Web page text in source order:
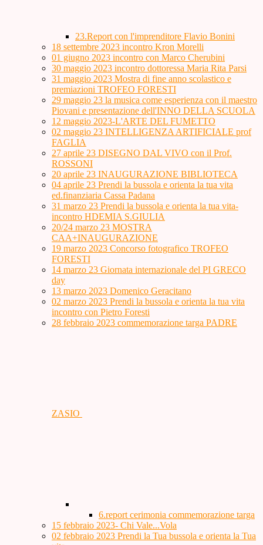
23.Report con l'imprenditore Flavio Bonini
18 settembre 2023 incontro Kron Morelli
01 giugno 2023 incontro con Marco Cherubini
30 maggio 2023 incontro dottoressa Maria Rita Parsi
31 maggio 2023 Mostra di fine anno scolastico e
premiazioni TROFEO FORESTI
29 maggio 23 la musica come esperienza con il maestro
Piovani e presentazione dell'INNO DELLA SCUOLA
12 maggio 2023-L'ARTE DEL FUMETTO
02 maggio 23 INTELLIGENZA ARTIFICIALE prof
FAGLIA
27 aprile 23 DISEGNO DAL VIVO con il Prof.
ROSSONI
20 aprile 23 INAUGURAZIONE BIBLIOTECA
04 aprile 23 Prendi la bussola e orienta la tua vita
ed.finanziaria Cassa Padana
31 marzo 23 Prendi la bussola e orienta la tua vita-
incontro HDEMIA S.GIULIA
20/24 marzo 23 MOSTRA
CAA+INAUGURAZIONE
19 marzo 2023 Concorso fotografico TROFEO
FORESTI
14 marzo 23 Giornata internazionale del PI GRECO
day
13 marzo 2023 Domenico Geracitano
02 marzo 2023 Prendi la bussola e orienta la tua vita
incontro con Pietro Foresti
28 febbraio 2023 commemorazione targa PADRE
ZASIO
6.report cerimonia commemorazione targa
15 febbraio 2023- Chi Vale...Vola
02 febbraio 2023 Prendi la Tua bussola e orienta la Tua